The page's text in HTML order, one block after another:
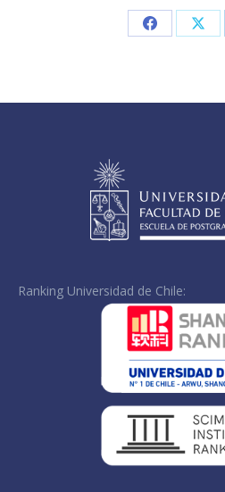
Share
Ranking Universidad de Chile: